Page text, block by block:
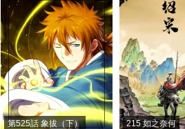
第525話 象拔（下） 215 如之奈何